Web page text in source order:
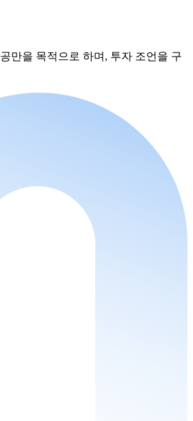
만을 목적으로 하며, 투자 조언을 구